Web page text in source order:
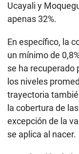
Ucayali y
apenas 32%.
En específico, la
un mínimo de
se ha recuperado
los niveles
trayectoria
la cobertura de
excepción de la
se aplica al nacer.